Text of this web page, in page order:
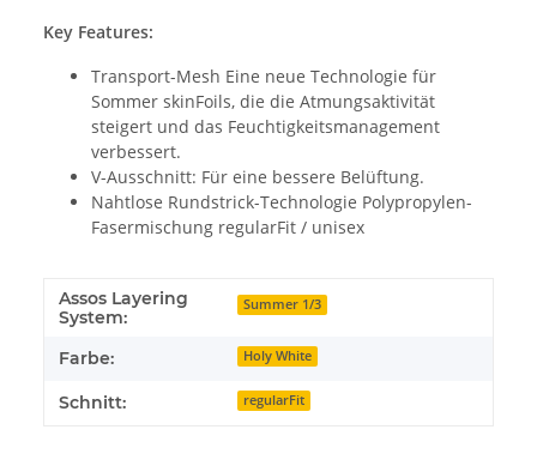
Key Features:
Transport-Mesh Eine neue Technologie für
Sommer skinFoils, die die Atmungsaktivität
steigert und das Feuchtigkeitsmanagement
verbessert.
V-Ausschnitt: Für eine bessere Belüftung.
Nahtlose Rundstrick-Technologie Polypropylen-
Fasermischung regularFit / unisex
Assos Layering
System:
Summer 1/3
Farbe: Holy White
Schnitt: regularFit